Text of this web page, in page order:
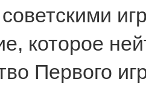
которое
Первого